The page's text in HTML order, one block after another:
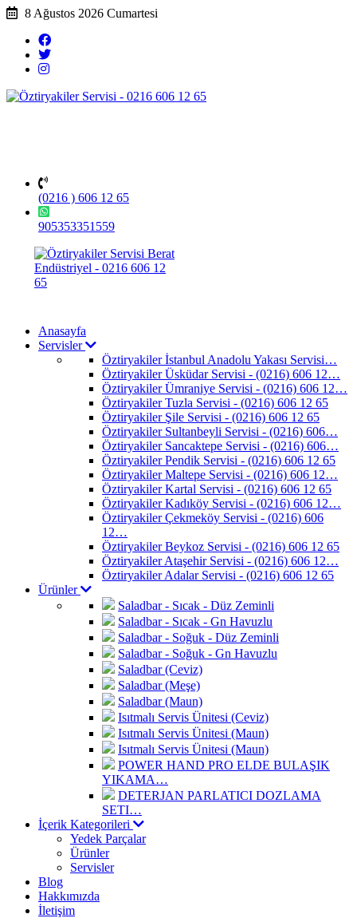
8 Ağustos 2026 Cumartesi
(0216 ) 606 12 65
905353351559
Anasayfa
Servisler
Öztiryakiler İstanbul Anadolu Yakası Servisi…
Öztiryakiler Üsküdar Servisi - (0216) 606 12…
Öztiryakiler Ümraniye Servisi - (0216) 606 12…
Öztiryakiler Tuzla Servisi - (0216) 606 12 65
Öztiryakiler Şile Servisi - (0216) 606 12 65
Öztiryakiler Sultanbeyli Servisi - (0216) 606…
Öztiryakiler Sancaktepe Servisi - (0216) 606…
Öztiryakiler Pendik Servisi - (0216) 606 12 65
Öztiryakiler Maltepe Servisi - (0216) 606 12…
Öztiryakiler Kartal Servisi - (0216) 606 12 65
Öztiryakiler Kadıköy Servisi - (0216) 606 12…
Öztiryakiler Çekmeköy Servisi - (0216) 606
12…
Öztiryakiler Beykoz Servisi - (0216) 606 12 65
Öztiryakiler Ataşehir Servisi - (0216) 606 12…
Öztiryakiler Adalar Servisi - (0216) 606 12 65
Ürünler
Saladbar - Sıcak - Düz Zeminli
Saladbar - Sıcak - Gn Havuzlu
Saladbar - Soğuk - Düz Zeminli
Saladbar - Soğuk - Gn Havuzlu
Saladbar (Ceviz)
Saladbar (Meşe)
Saladbar (Maun)
Isıtmalı Servis Ünitesi (Ceviz)
Isıtmalı Servis Ünitesi (Maun)
Isıtmalı Servis Ünitesi (Maun)
POWER HAND PRO ELDE BULAŞIK
YIKAMA…
DETERJAN PARLATICI DOZLAMA
SETI…
İçerik Kategorileri
Yedek Parçalar
Ürünler
Servisler
Blog
Hakkımızda
İletişim